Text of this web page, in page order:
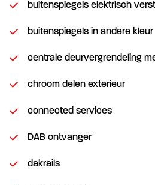
buitenspiegels elektrisch
buitenspiegels in andere kleur
centrale deurvergrendeling
chroom delen exterieur
connected services
DAB ontvanger
dakrails